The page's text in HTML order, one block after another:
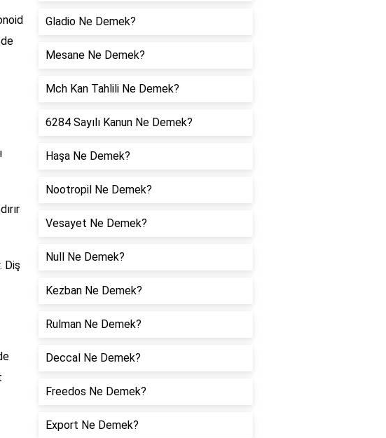
Diş
Gladio Ne Demek?
Mesane Ne Demek?
Mch Kan Tahlili Ne Demek?
6284 Sayılı Kanun Ne Demek?
Haşa Ne Demek?
Nootropil Ne Demek?
Vesayet Ne Demek?
Null Ne Demek?
Kezban Ne Demek?
Rulman Ne Demek?
Deccal Ne Demek?
Freedos Ne Demek?
Export Ne Demek?